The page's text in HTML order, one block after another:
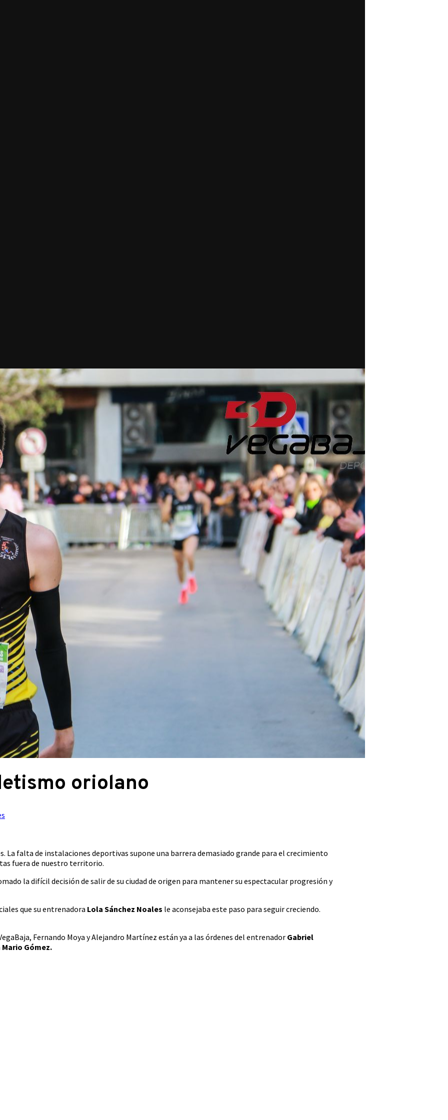
oriolano
La falta de instalaciones deportivas supone una barrera demasiado grande para el crecimiento
fuera de nuestro territorio.
la difícil decisión de salir de su ciudad de origen para mantener su espectacular progresión y
que su entrenadora Lola Sánchez Noales le aconsejaba este paso para seguir creciendo.
Fernando Moya y Alejandro Martínez están ya a las órdenes del entrenadorGabriel
Gómez.